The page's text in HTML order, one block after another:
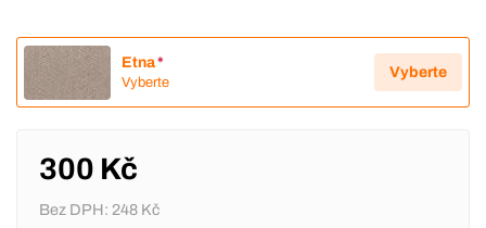
Etna*
Vyberte
Vyberte
300 Kč
Bez DPH: 248 Kč